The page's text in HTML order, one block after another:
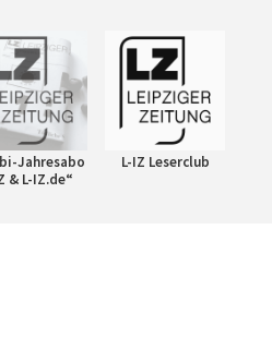
Jahresabo
& L-IZ.de“
L-IZ Leserclub